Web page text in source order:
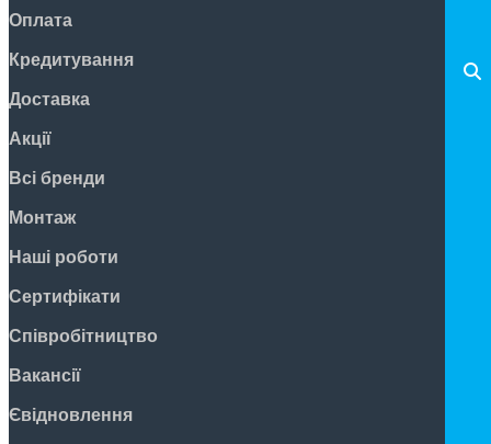
Оплата
Кредитування
Доставка
Акції
Всі бренди
Монтаж
Наші роботи
Сертифікати
Співробітництво
Вакансії
Євідновлення